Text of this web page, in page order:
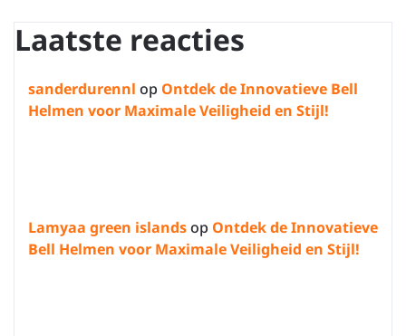
Laatste reacties
sanderdurennl op Ontdek de Innovatieve Bell
Helmen voor Maximale Veiligheid en Stijl!
Lamyaa green islandsop Ontdek de Innovatieve
Bell Helmen voor Maximale Veiligheid en Stijl!